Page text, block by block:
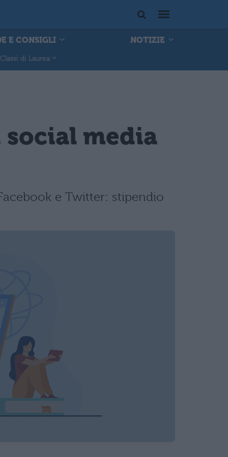
E CONSIGLI NOTIZIE
Classi di Laurea
social media
e Twitter: stipendio